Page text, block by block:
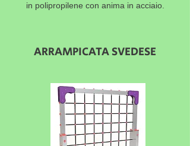
in polipropilene con anima in acciaio.
ARRAMPICATA SVEDESE